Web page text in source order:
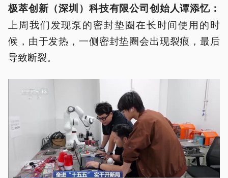
极萃创新（深圳）科技有限公司创始人谭添忆 ：
上周我们发现泵的密封垫圈在长时间使用的时
候，由于发热，一侧密封垫圈会出现裂痕，最后
导致断裂。